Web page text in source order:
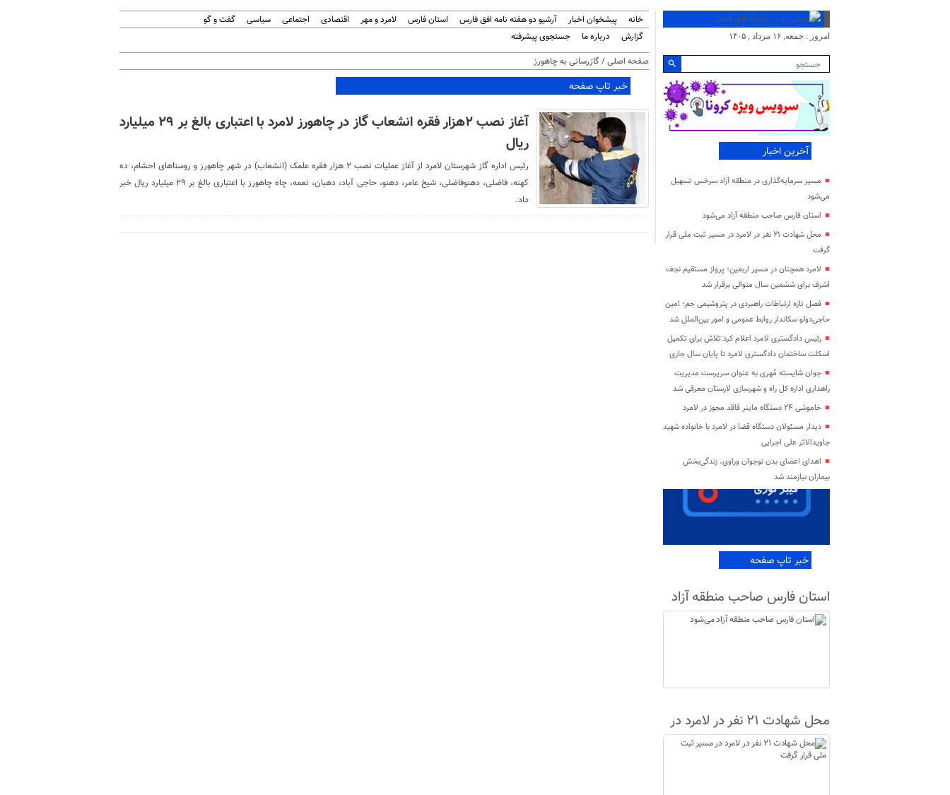
خانه پیشخوان اخبار آرشیو دو هفته نامه افق فارس استان فارس لامرد و مهر اقتصادی اجتماعی سیاسی
گفت و گو
گزارش
درباره ما
جستجوی پیشرفته
صفحه اصلی/ گازرسانی به چاهورز
خبر تاپ صفحه
آغاز نصب ۲هزار فقره انشعاب گاز در چاهورز لامرد با اعتباری بالغ‌ بر ٢٩ میلیارد
ریال
رئیس اداره گاز شهرستان لامرد از آغاز عملیات نصب ۲ هزار فقره علمک (انشعاب) در شهر چاهورز و روستاهای احشام، ده
کهنه، فاضلی، دهنوفاضلی، شیخ عامر، دهنو، حاجی آباد، دهبان، نعمه، چاه چاهورز با اعتباری بالغ‌ بر ٢٩ میلیارد ریال خبر
داد.
امروز : جمعه, ۱۶ مرداد , ۱۴۰۵
آخرین اخبار
مسیر سرمایه‌گذاری در منطقه آزاد سرخس تسهیل
می‌شود
استان فارس صاحب منطقه آزاد می‌شود
محل شهادت ۲۱ نفر در لامرد در مسیر ثبت ملی قرار
گرفت
لامرد همچنان در مسیر اربعین؛ پرواز مستقیم نجف
اشرف برای ششمین سال متوالی برقرار شد
فصل تازه ارتباطات راهبردی در پتروشیمی جم؛ امین
حاجی‌دولو سکاندار روابط عمومی و امور بین‌الملل شد
رئیس دادگستری لامرد اعلام کرد:تلاش برای تکمیل
اسکلت ساختمان دادگستری لامرد تا پایان سال جاری
جوان شایسته مُهری به عنوان سرپرست مدیریت
راهداری اداره کل راه و شهرسازی لارستان معرفی شد
خاموشی ۲۴ دستگاه ماینر فاقد مجوز در لامرد
دیدار مسئولان دستگاه قضا در لامرد با خانواده شهید
جاویدالاثر علی اجرایی
اهدای اعضای بدن نوجوان وراوی، زندگی‌بخش
بیماران نیازمند شد
خبر تاپ صفحه
استان فارس صاحب منطقه آزاد
می‌شود
محل شهادت ۲۱ نفر در لامرد در
مسیر ثبت ملی قرار گرفت